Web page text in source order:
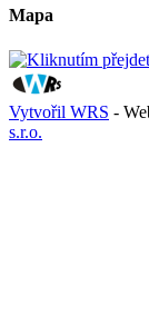
Mapa
Vytvořil WRS -
s.r.o.